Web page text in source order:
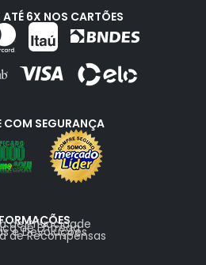
ATÉ 6X NOS CARTÕES
COM SEGURANÇA
de Privacidade
de Entrega
e Devoluções
de Recompensas